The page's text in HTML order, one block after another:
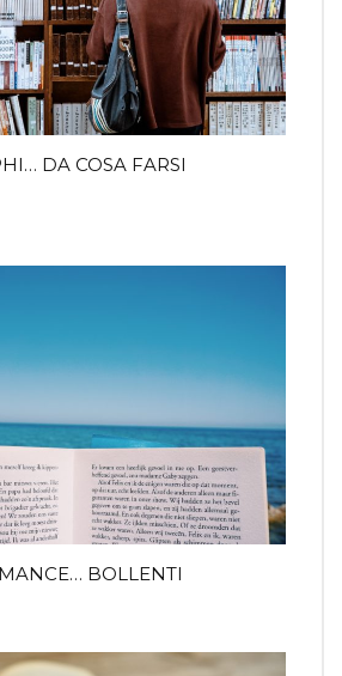
DA COSA FARSI
BOLLENTI